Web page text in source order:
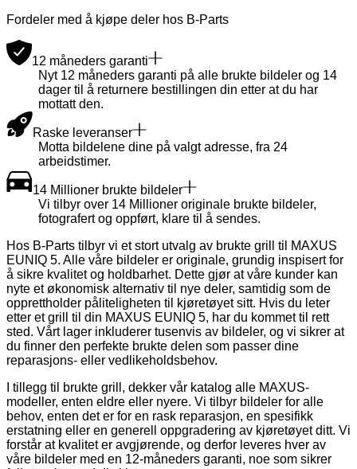
Fordeler med å kjøpe deler hos B-Parts
12 måneders garanti
Nyt 12 måneders garanti på alle brukte bildeler og 14
dager til å returnere bestillingen din etter at du har
mottatt den.
Raske leveranser
Motta bildelene dine på valgt adresse, fra 24
arbeidstimer.
14 Millioner brukte bildeler
Vi tilbyr over 14 Millioner originale brukte bildeler,
fotografert og oppført, klare til å sendes.
Hos B-Parts tilbyr vi et stort utvalg av brukte grill til MAXUS
EUNIQ 5. Alle våre bildeler er originale, grundig inspisert for
å sikre kvalitet og holdbarhet. Dette gjør at våre kunder kan
nyte et økonomisk alternativ til nye deler, samtidig som de
opprettholder påliteligheten til kjøretøyet sitt. Hvis du leter
etter et grill til din MAXUS EUNIQ 5, har du kommet til rett
sted. Vårt lager inkluderer tusenvis av bildeler, og vi sikrer at
du finner den perfekte brukte delen som passer dine
reparasjons- eller vedlikeholdsbehov.
I tillegg til brukte grill, dekker vår katalog alle MAXUS-
modeller, enten eldre eller nyere. Vi tilbyr bildeler for alle
behov, enten det er for en rask reparasjon, en spesifikk
erstatning eller en generell oppgradering av kjøretøyet ditt. Vi
forstår at kvalitet er avgjørende, og derfor leveres hver av
våre bildeler med en 12-måneders garanti, noe som sikrer